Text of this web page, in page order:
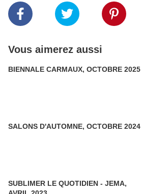
Vous aimerez aussi
BIENNALE CARMAUX, OCTOBRE 2025
SALONS D'AUTOMNE, OCTOBRE 2024
SUBLIMER LE QUOTIDIEN - JEMA,